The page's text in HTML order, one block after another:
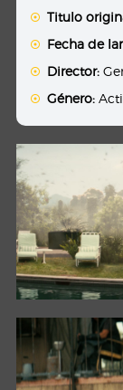
Titulo
Fecha de
Director:
Género: